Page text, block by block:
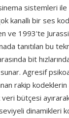
sistemleri
kanallı bir ses
ve 1993'te
tanıtılan bu
bit
Agresif
rakip kodeklerin
bütçesi
dinamikleri